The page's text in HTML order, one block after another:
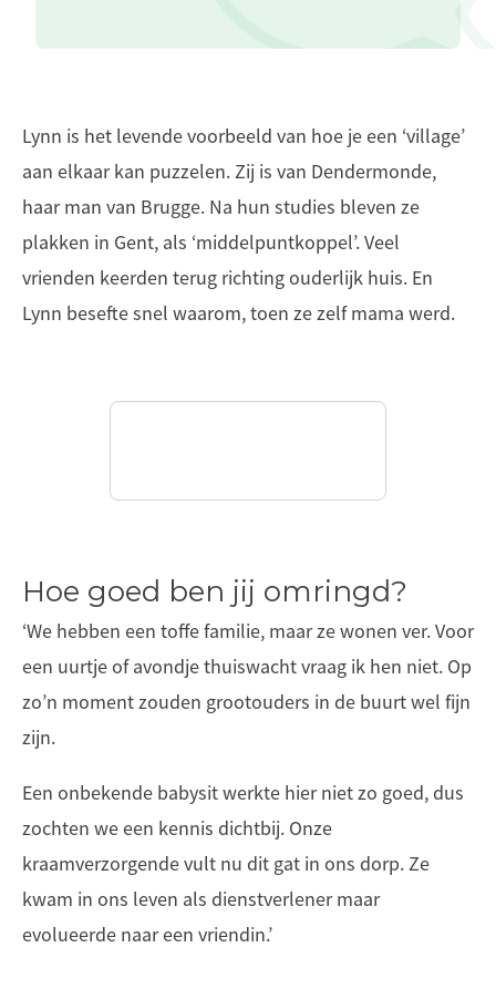
Lynn is het levende voorbeeld van hoe je een ‘village’
aan elkaar kan puzzelen. Zij is van Dendermonde,
haar man van Brugge. Na hun studies bleven ze
plakken in Gent, als ‘middelpuntkoppel’. Veel
vrienden keerden terug richting ouderlijk huis. En
Lynn besefte snel waarom, toen ze zelf mama werd.
Hoe goed ben jij omringd?
‘We hebben een toffe familie, maar ze wonen ver. Voor
een uurtje of avondje thuiswacht vraag ik hen niet. Op
zo’n moment zouden grootouders in de buurt wel fijn
zijn.
Een onbekende babysit werkte hier niet zo goed, dus
zochten we een kennis dichtbij. Onze
kraamverzorgende vult nu dit gat in ons dorp. Ze
kwam in ons leven als dienstverlener maar
evolueerde naar een vriendin.’